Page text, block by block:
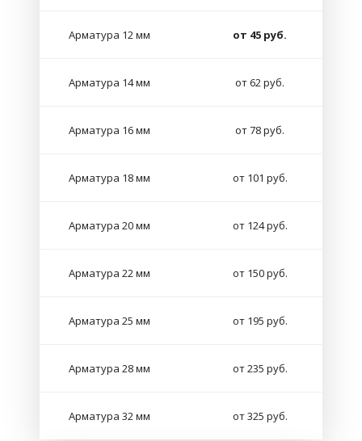
Арматура 12 мм от 45 руб.
Арматура 14 мм от 62 руб.
Арматура 16 мм от 78 руб.
Арматура 18 мм от 101 руб.
Арматура 20 мм от 124 руб.
Арматура 22 мм от 150 руб.
Арматура 25 мм от 195 руб.
Арматура 28 мм от 235 руб.
Арматура 32 мм от 325 руб.